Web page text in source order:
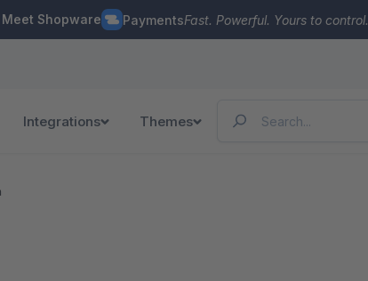
Meet Shopware PaymentsFast. Powerful. Yours to control.
Integrations Themes